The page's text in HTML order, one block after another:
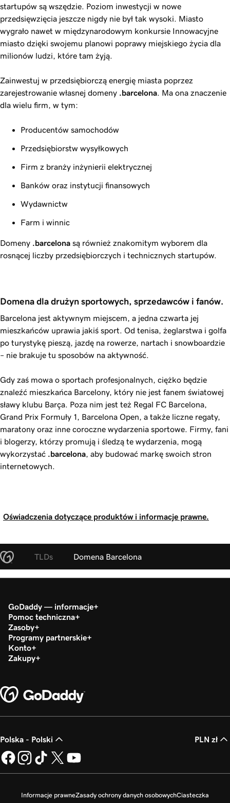
startupów są wszędzie. Poziom inwestycji w nowe
przedsięwzięcia jeszcze nigdy nie był tak wysoki. Miasto
wygrało nawet w międzynarodowym konkursie Innowacyjne
miasto dzięki swojemu planowi poprawy miejskiego życia dla
milionów ludzi, które tam żyją.
Zainwestuj w przedsiębiorczą energię miasta poprzez
zarejestrowanie własnej domeny .barcelona . Ma ona znaczenie
dla wielu firm, w tym:
Producentów samochodów
Przedsiębiorstw wysyłkowych
Firm z branży inżynierii elektrycznej
Banków oraz instytucji finansowych
Wydawnictw
Farm i winnic
Domeny .barcelona są również znakomitym wyborem dla
rosnącej liczby przedsiębiorczych i technicznych startupów.
Domena dla drużyn sportowych, sprzedawców i fanów.
Barcelona jest aktywnym miejscem, a jedna czwarta jej
mieszkańców uprawia jakiś sport. Od tenisa, żeglarstwa i golfa
po turystykę pieszą, jazdę na rowerze, nartach i snowboardzie
– nie brakuje tu sposobów na aktywność.
Gdy zaś mowa o sportach profesjonalnych, ciężko będzie
znaleźć mieszkańca Barcelony, który nie jest fanem światowej
sławy klubu Barça. Poza nim jest też Regal FC Barcelona,
Grand Prix Formuły 1, Barcelona Open, a także liczne regaty,
maratony oraz inne coroczne wydarzenia sportowe. Firmy, fani
i blogerzy, którzy promują i śledzą te wydarzenia, mogą
wykorzystać .barcelona , aby budować markę swoich stron
internetowych.
Oświadczenia dotyczące produktów i informacje prawne.
TLDs Domena Barcelona
GoDaddy — informacje
Pomoc techniczna
Zasoby
Programy partnerskie
Konto
Zakupy
Polska - Polski PLN zł
Informacje prawneZasady ochrony danych osobowychCiasteczka